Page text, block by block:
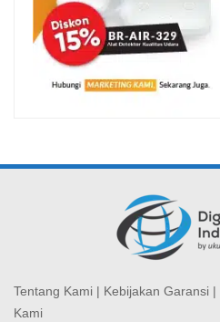
Tentang Kami | Kebijakan Garansi |
Kami